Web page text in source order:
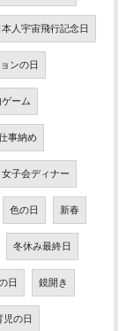
本人宇宙飛行記念日
ンの日
ーム
事納め
女子会ディナー
色の日 新春
冬休み最終日
日 鏡開き
児の日